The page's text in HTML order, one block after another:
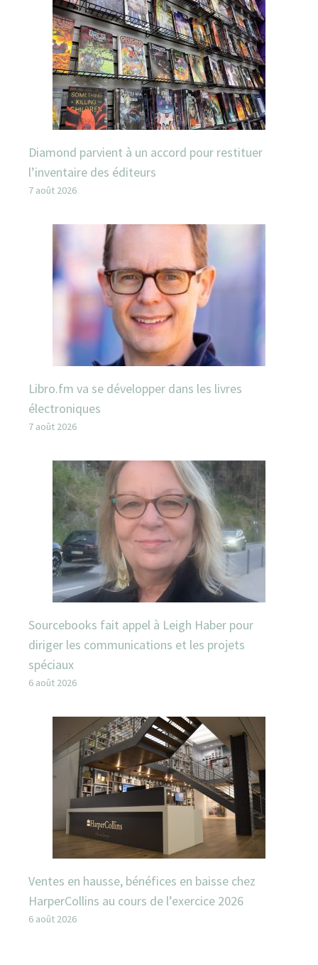
Diamond parvient à un accord pour restituer
l’inventaire des éditeurs
7 août 2026
Libro.fm va se développer dans les livres
électroniques
7 août 2026
Sourcebooks fait appel à Leigh Haber pour
diriger les communications et les projets
spéciaux
6 août 2026
Ventes en hausse, bénéfices en baisse chez
HarperCollins au cours de l’exercice 2026
6 août 2026